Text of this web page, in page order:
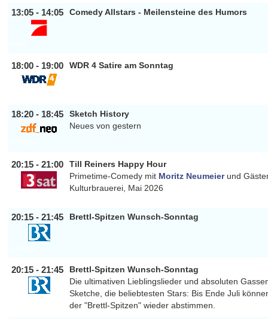
13:05 - 14:05 Comedy Allstars - Meilensteine des Humors
18:00 - 19:00 WDR 4 Satire am Sonntag
18:20 - 18:45
Sketch History
Neues von gestern
20:15 - 21:00
Till Reiners Happy Hour
Primetime-Comedy mit Moritz Neumeierund
Kulturbrauerei, Mai 2026
20:15 - 21:45 Brettl-Spitzen Wunsch-Sonntag
20:15 - 21:45
Brettl-Spitzen Wunsch-Sonntag
Die ultimativen Lieblingslieder und absoluten
Sketche, die beliebtesten Stars: Bis Ende Juli
der "Brettl-Spitzen" wieder abstimmen.